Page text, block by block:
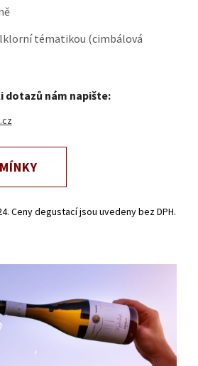
tématikou (cimbálová
dotazů nám napište:
Ceny degustací jsou uvedeny bez DPH.